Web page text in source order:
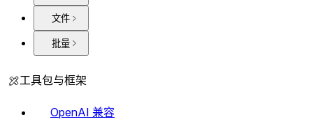
文件
批量
工具包与框架
OpenAI 兼容